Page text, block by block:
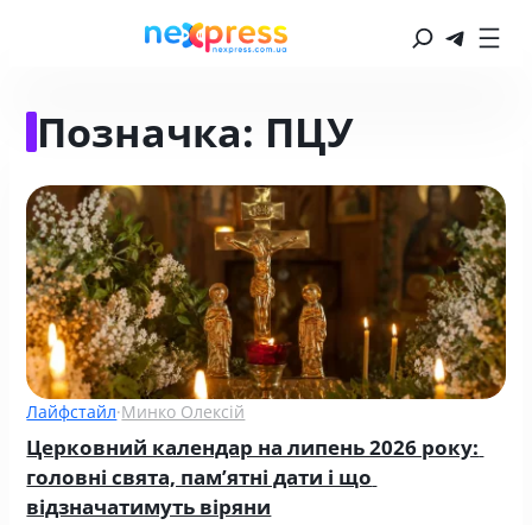
Позначка: ПЦУ
Лайфстайл·Минко Олексій
Церковний календар на липень 2026 року:
головні свята, пам’ятні дати і що
відзначатимуть віряни